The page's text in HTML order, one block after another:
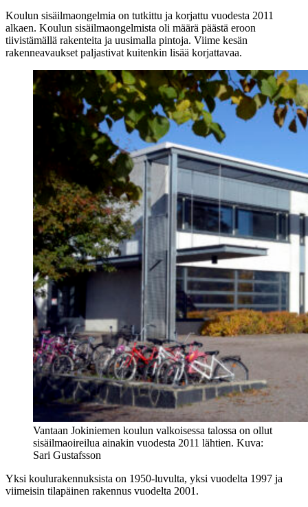
Koulun sisäilmaongelmia on tutkittu ja korjattu vuodesta 2011
alkaen. Koulun sisäilmaongelmista oli määrä päästä eroon
tiivistämällä rakenteita ja uusimalla pintoja. Viime kesän
rakenneavaukset paljastivat kuitenkin lisää korjattavaa.
Vantaan Jokiniemen koulun valkoisessa talossa on ollut
sisäilmaoireilua ainakin vuodesta 2011 lähtien. Kuva:
Sari Gustafsson
Yksi koulurakennuksista on 1950-luvulta, yksi vuodelta 1997 ja
viimeisin tilapäinen rakennus vuodelta 2001.